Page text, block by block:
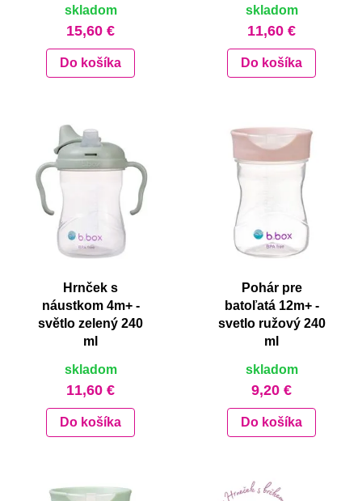
skladom
15,60 €
Do košíka
skladom
11,60 €
Do košíka
Hrnček s
náustkom 4m+ -
světlo zelený 240
ml
skladom
11,60 €
Do košíka
Pohár pre
batoľatá 12m+ -
svetlo ružový 240
ml
skladom
9,20 €
Do košíka